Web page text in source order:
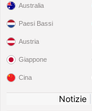
Australia
Paesi Bassi
Austria
Giappone
Cina
Notizie|